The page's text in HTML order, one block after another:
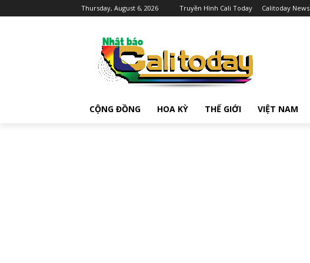
Thursday, August 6, 2026 Truyền Hình Cali Today Calitoday News
CỘNG ĐỒNG HOA KỲ THẾ GIỚI VIỆT NAM